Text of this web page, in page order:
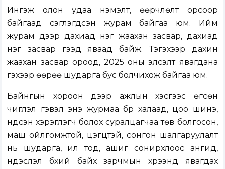
Ингэж олон удаа нэмэлт, өөрчлөлт орсоор
байгаад сэглэгдсэн журам байгаа юм. Ийм
журам дээр дахиад нэг жаахан засвар, дахиад
нэг засвар гээд яваад байж. Тэгэхээр дахин
жаахан засвар ороод, 2025 оны элсэлт явагдана
гэхээр өөрөө шударга бус болчихож байгаа юм.
Байнгын хороон дээр ажлын хэсгээс өгсөн
чиглэл гэвэл энэ журмаа бүр халаад, цоо шинэ,
үндсэн хэрэглэгч болох суралцагчаа төв болгосон,
маш ойлгомжтой, цэгцтэй, сонгон шалгаруулалт
нь шударга, ил тод, ашиг сонирхлоос ангид,
үндэслэл бүхий байх зарчмын хүрээнд явагдах